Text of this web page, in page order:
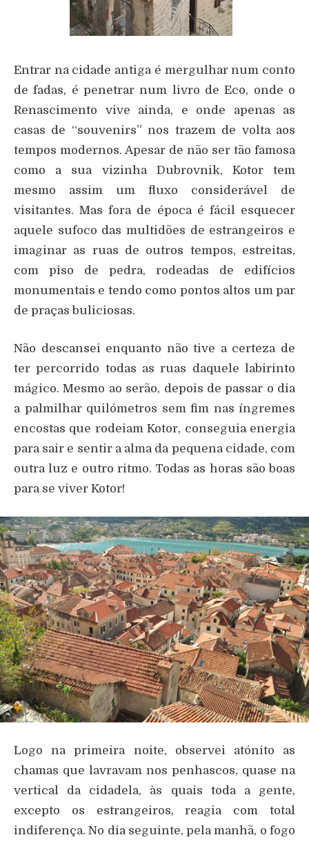
Entrar na cidade antiga é mergulhar num conto
de fadas, é penetrar num livro de Eco, onde o
Renascimento vive ainda, e onde apenas as
casas de “souvenirs” nos trazem de volta aos
tempos modernos. Apesar de não ser tão famosa
como a sua vizinha Dubrovnik, Kotor tem
mesmo assim um fluxo considerável de
visitantes. Mas fora de época é fácil esquecer
aquele sufoco das multidões de estrangeiros e
imaginar as ruas de outros tempos, estreitas,
com piso de pedra, rodeadas de edifícios
monumentais e tendo como pontos altos um par
de praças buliciosas.
Não descansei enquanto não tive a certeza de
ter percorrido todas as ruas daquele labirinto
mágico. Mesmo ao serão, depois de passar o dia
a palmilhar quilómetros sem fim nas íngremes
encostas que rodeiam Kotor, conseguia energia
para sair e sentir a alma da pequena cidade, com
outra luz e outro ritmo. Todas as horas são boas
para se viver Kotor!
Logo na primeira noite, observei atónito as
chamas que lavravam nos penhascos, quase na
vertical da cidadela, às quais toda a gente,
excepto os estrangeiros, reagia com total
indiferença. No dia seguinte, pela manhã, o fogo